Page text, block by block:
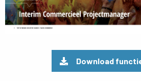
Download